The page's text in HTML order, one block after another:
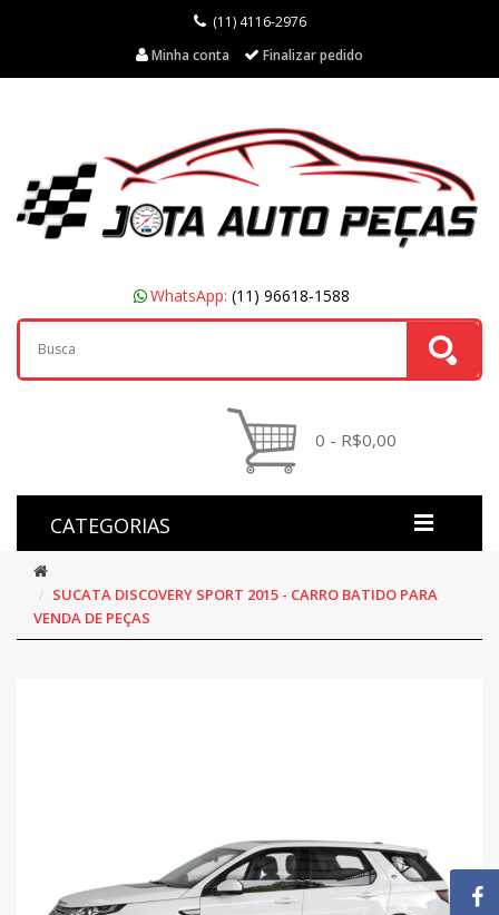
(11) 4116-2976
Minha conta
Finalizar pedido
WhatsApp: (11) 96618-1588
0 - R$0,00
CATEGORIAS
SUCATA DISCOVERY SPORT 2015 - CARRO BATIDO PARA
VENDA DE PEÇAS